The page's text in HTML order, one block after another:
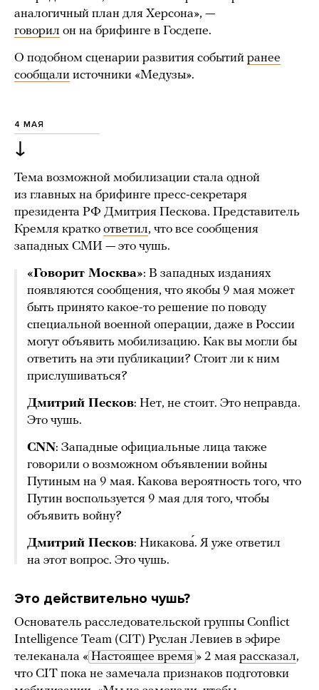
аналогичный план для Херсона», —
говорил он на брифинге в Госдепе.
О подобном сценарии развития событий ранее
сообщали источники «Медузы».
4 МАЯ
↓
Тема возможной мобилизации стала одной
из главных на брифинге пресс-секретаря
президента РФ Дмитрия Пескова. Представитель
Кремля кратко ответил, что все сообщения
западных СМИ — это чушь.
«Говорит Москва»: В западных изданиях
появляются сообщения, что якобы 9 мая может
быть принято какое-то решение по поводу
специальной военной операции, даже в России
могут объявить мобилизацию. Как вы могли бы
ответить на эти публикации? Стоит ли к ним
прислушиваться?
Дмитрий Песков: Нет, не стоит. Это неправда.
Это чушь.
СNN: Западные официальные лица также
говорили о возможном объявлении войны
Путиным на 9 мая. Какова вероятность того, что
Путин воспользуется 9 мая для того, чтобы
объявить войну?
Дмитрий Песков: Никакова́. Я уже ответил
на этот вопрос. Это чушь.
Это действительно чушь?
Основатель расследовательской группы Conflict
Intelligence Team (CIT) Руслан Левиев в эфире
телеканала « Настоящее время » 2 мая рассказал,
что CIT пока не замечала признаков подготовки